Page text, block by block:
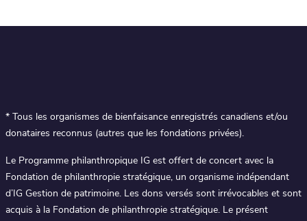
* Tous les organismes de bienfaisance enregistrés canadiens et/ou
donataires reconnus (autres que les fondations privées).
Le Programme philanthropique IG est offert de concert avec la
Fondation de philanthropie stratégique, un organisme indépendant
d’IG Gestion de patrimoine. Les dons versés sont irrévocables et sont
acquis à la Fondation de philanthropie stratégique. Le présent